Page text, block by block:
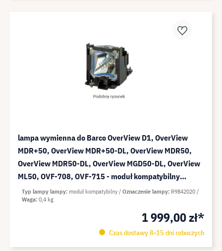
lampa wymienna do Barco OverView D1, OverView
MDR+50, OverView MDR+50-DL, OverView MDR50,
OverView MDR50-DL, OverView MGD50-DL, OverView
ML50, OVF-708, OVF-715 - moduł kompatybilny
(zamiennik do: R9842020)
1 999,00 zł*
Czas dostawy 8-15 dni roboczych
Typ lampy lampy moduł kompatybilny Oznaczenie lampy R9842020
Waga 0,4 kg